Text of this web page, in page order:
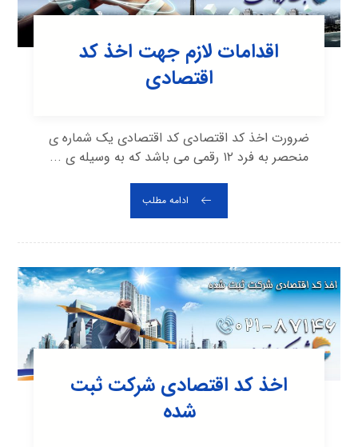
اقدامات لازم جهت اخذ کد
اقتصادی
ضرورت اخذ کد اقتصادی کد اقتصادی یک شماره ی
منحصر به فرد ۱۲ رقمی می باشد که به وسیله ی ...
ادامه مطلب
اخذ کد اقتصادی شرکت ثبت
شده